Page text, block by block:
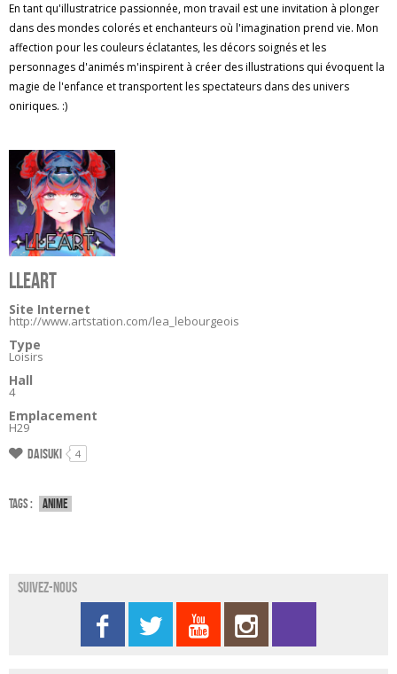
En tant qu'illustratrice passionnée, mon travail est une invitation à plonger
dans des mondes colorés et enchanteurs où l'imagination prend vie. Mon
affection pour les couleurs éclatantes, les décors soignés et les
personnages d'animés m'inspirent à créer des illustrations qui évoquent la
magie de l'enfance et transportent les spectateurs dans des univers
oniriques. :)
LLEART
Site Internet
http://www.artstation.com/lea_lebourgeois
Type
Loisirs
Hall
4
Emplacement
H29
Daisuki 4
Tags : Anime
Suivez-nous